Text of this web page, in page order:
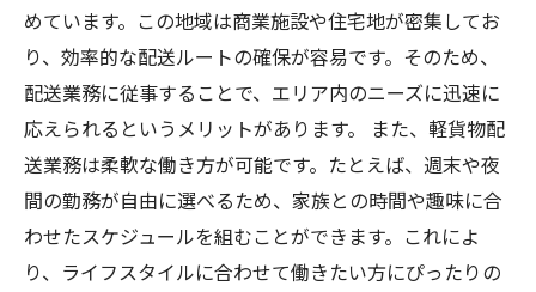
自分に合った働き方を見つけよう！足立区の配
送業務の可能性
めています。この地域は商業施設や住宅地が密集してお
り、効率的な配送ルートの確保が容易です。そのため、
配送業務に従事することで、エリア内のニーズに迅速に
応えられるというメリットがあります。 また、軽貨物配
送業務は柔軟な働き方が可能です。たとえば、週末や夜
間の勤務が自由に選べるため、家族との時間や趣味に合
わせたスケジュールを組むことができます。これによ
り、ライフスタイルに合わせて働きたい方にぴったりの